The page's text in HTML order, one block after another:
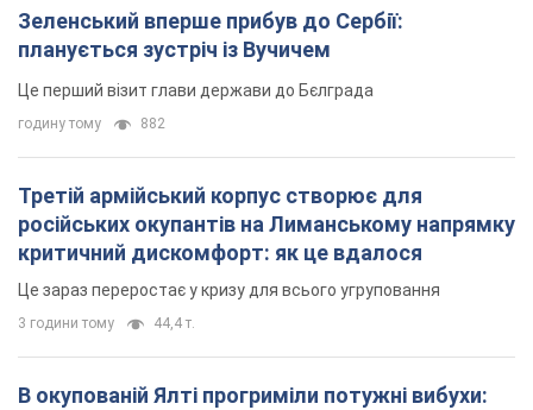
Зеленський вперше прибув до Сербії:
планується зустріч із Вучичем
Це перший візит глави держави до Бєлграда
годину тому 882
Третій армійський корпус створює для
російських окупантів на Лиманському напрямку
критичний дискомфорт: як це вдалося
Це зараз переростає у кризу для всього угруповання
3 години тому 44,4 т.
В окупованій Ялті прогриміли потужні вибухи: